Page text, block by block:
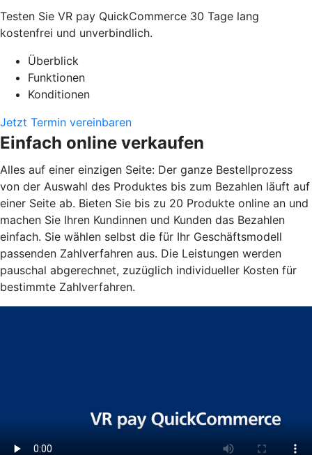
Testen Sie VR pay QuickCommerce 30 Tage lang
kostenfrei und unverbindlich.
Überblick
Funktionen
Konditionen
Jetzt Termin vereinbaren
Einfach online verkaufen
Alles auf einer einzigen Seite: Der ganze Bestellprozess
von der Auswahl des Produktes bis zum Bezahlen läuft auf
einer Seite ab. Bieten Sie bis zu 20 Produkte online an und
machen Sie Ihren Kundinnen und Kunden das Bezahlen
einfach. Sie wählen selbst die für Ihr Geschäftsmodell
passenden Zahlverfahren aus. Die Leistungen werden
pauschal abgerechnet, zuzüglich individueller Kosten für
bestimmte Zahlverfahren.